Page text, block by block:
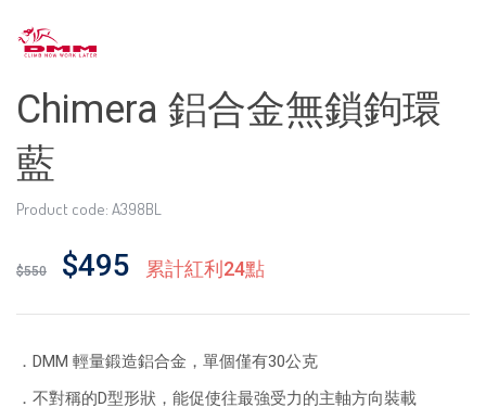
Chimera 鋁合金無鎖鉤環
藍
Product code: A398BL
$550 $495 累計紅利24點
．DMM 輕量鍛造鋁合金，單個僅有30公克
．不對稱的D型形狀，能促使往最強受力的主軸方向裝載